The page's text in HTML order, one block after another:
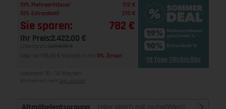
19% Mehrwertsteuer
512 €
10% Extrarabatt
270 €
Sie sparen: 782 €
Ihr Preis:2.422,00 €
Listenpreis: 3.204,00 €
oder ab 105,08 € monatlich mit 0% Zinsen 19 Tage 13h:5m:55s
Lieferzeit 10 - 14 Wochen
Alle Preise inkl. MwSt zzgl. Versand